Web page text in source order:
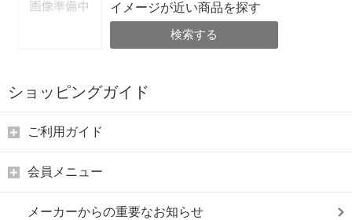
イメージが近い商品を探す
検索する
ショッピングガイド
ご利用ガイド
会員メニュー
メーカーからの重要なお知らせ